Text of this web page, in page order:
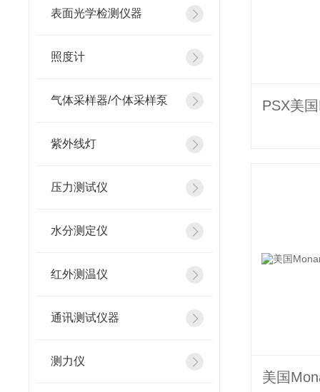
表面光学检测仪器
照度计
气体采样器/个体采样泵
紫外线灯
压力测试仪
水分测定仪
红外测温仪
通讯测试仪器
测力仪